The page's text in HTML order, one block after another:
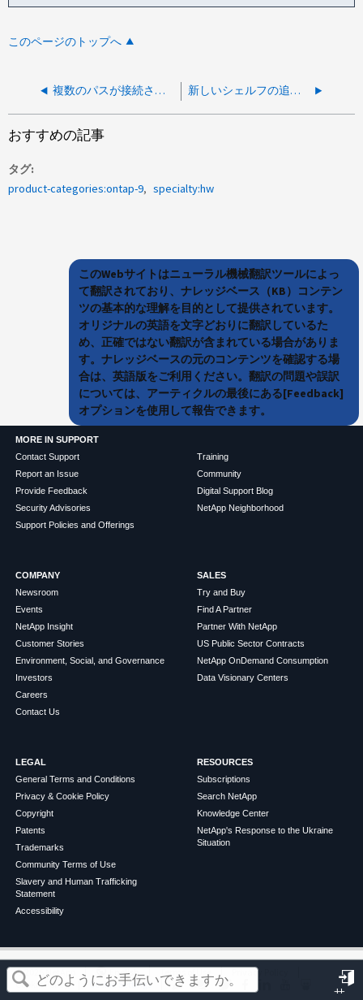
サ
このページのトップへ
複数のパスが接続されたシェルフ追加後のSinglePathToDiskshelf_Alertです 新しいシェルフの追加時に「SinglePathToDiskShelf_Alert」と「ディスクの冗長性に障害」が発生しました
この記事は役に立ちましたか？
おすすめの記事
タグ
product-categories:ontap-9
specialty:hw
このWebサイトはニューラル機械翻訳ツールによっ
て翻訳されており、ナレッジベース（KB）コンテン
ツの基本的な理解を目的として提供されています。
オリジナルの英語を文字どおりに翻訳しているた
め、正確ではない翻訳が含まれている場合がありま
す。ナレッジベースの元のコンテンツを確認する場
合は、英語版をご利用ください。翻訳の問題や誤訳
については、アーティクルの最後にある[Feedback]
オプションを使用して報告できます。
MORE IN SUPPORT
Contact Support
Report an Issue
Provide Feedback
Security Advisories
Support Policies and Offerings
Training
Community
Digital Support Blog
NetApp Neighborhood
COMPANY
Newsroom
Events
NetApp Insight
Customer Stories
Environment, Social, and Governance
Investors
Careers
Contact Us
SALES
Try and Buy
Find A Partner
Partner With NetApp
US Public Sector Contracts
NetApp OnDemand Consumption
Data Visionary Centers
LEGAL
General Terms and Conditions
Privacy & Cookie Policy
Copyright
Patents
Trademarks
Community Terms of Use
Slavery and Human Trafficking
Statement
Accessibility
RESOURCES
Subscriptions
Search NetApp
Knowledge Center
NetApp's Response to the Ukraine
Situation
©2026NetApp English Terms of Use
Privacy Policy
Cookie Policy
Cookie Settings